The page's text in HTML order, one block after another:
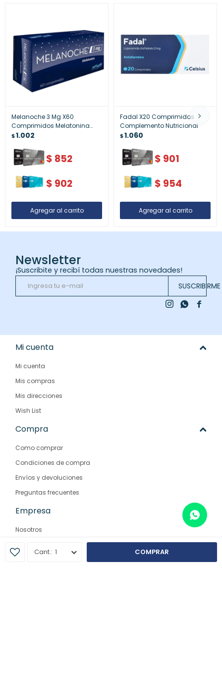
1 COMPRAR
Melanoche 3 Mg X60
Comprimidos Melatonina
Sueño Profundo
$1.002
$ 852
$ 902
Fadal X20 Comprimidos
Complemento Nutricional
$1.060
$ 901
$ 954
Newsletter
¡Suscribite y recibí todas nuestras novedades!
SUSCRIBIRME

 
Mi cuenta
Mi cuenta
Mis compras
Mis direcciones
Wish List
Compra
Como comprar
Condiciones de compra
Envíos y devoluciones
Preguntas frecuentes
Empresa
Nosotros